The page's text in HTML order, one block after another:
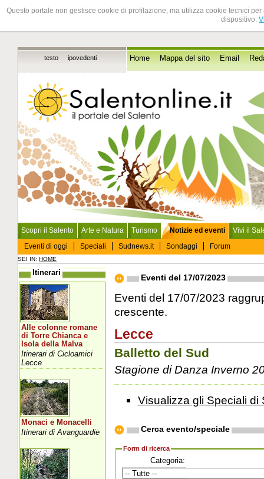
Questo portale non gestisce cookie di profilazione, ma utilizza cookie tecnici
dispositivo.
testo ipovedenti Home Mappa del sito Email
Scopri il Salento Arte e Natura Turismo
Notizie ed eventi
Eventi di oggi
Speciali Sudnews.it Sondaggi Forum
Vivi il
SEI IN:HOME
Eventi del 17/07/2023
Eventi del 17/07/2023
crescente.
Lecce
Balletto del Sud
Stagione di Danza Inverno
Visualizza gli Speciali di
Cerca evento/speciale
Form di ricerca
Categoria:
Itinerari
Alle colonne romane
di Torre Chianca e
Isola della Malva
Itinerari di Cicloamici
Lecce
Monaci e Monacelli
Itinerari di Avanguardie